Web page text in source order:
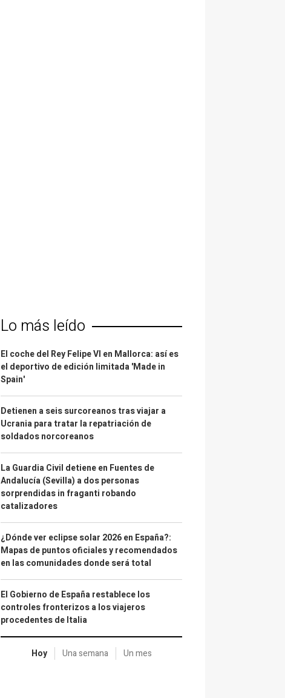
Lo más leído
El coche del Rey Felipe VI en Mallorca: así es
el deportivo de edición limitada 'Made in
Spain'
Detienen a seis surcoreanos tras viajar a
Ucrania para tratar la repatriación de
soldados norcoreanos
La Guardia Civil detiene en Fuentes de
Andalucía (Sevilla) a dos personas
sorprendidas in fraganti robando
catalizadores
¿Dónde ver eclipse solar 2026 en España?:
Mapas de puntos oficiales y recomendados
en las comunidades donde será total
El Gobierno de España restablece los
controles fronterizos a los viajeros
procedentes de Italia
Hoy Una semana Un mes